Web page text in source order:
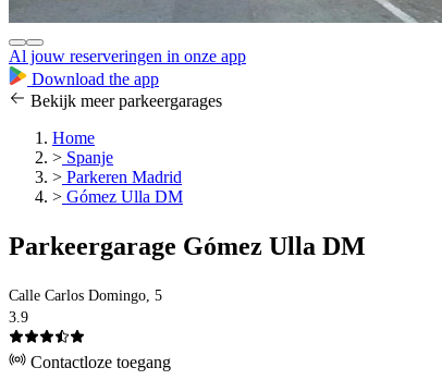
Al jouw reserveringen in onze app
Download the app
Bekijk meer parkeergarages
Home
> Spanje
> Parkeren Madrid
> Gómez Ulla DM
Parkeergarage Gómez Ulla DM
Calle Carlos Domingo, 5
3.9
Contactloze toegang